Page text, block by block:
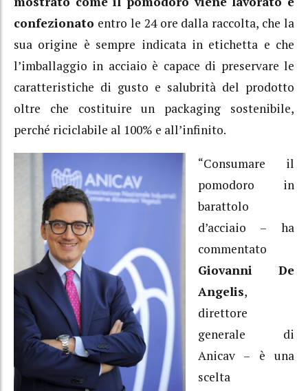
confezionato entro le 24 ore dalla raccolta, che la
sua origine è sempre indicata in etichetta e che
l’imballaggio in acciaio è capace di preservare le
caratteristiche di gusto e salubrità del prodotto
oltre che costituire un packaging sostenibile,
perché riciclabile al 100% e all’infinito.
“Consumare il
pomodoro in
barattolo
d’acciaio – ha
commentato
Giovanni De
Angelis,
direttore
generale di
Anicav – è una
scelta